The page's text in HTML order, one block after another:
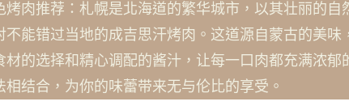
烤肉推荐：札幌是北海道的繁华城市，以其壮丽的
不能错过当地的成吉思汗烤肉。这道源自蒙古的美
材的选择和精心调配的酱汁，让每一口肉都充满浓
相结合，为你的味蕾带来无与伦比的享受。